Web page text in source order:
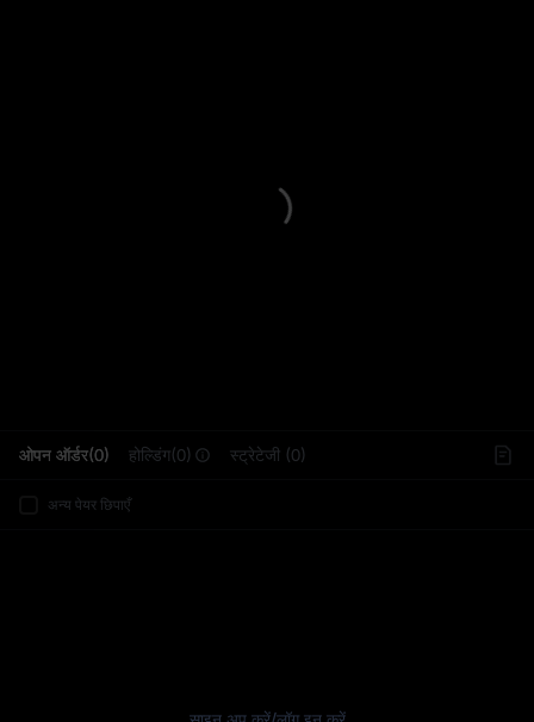
ओपन ऑर्डर(0) होल्डिंग(0) स्ट्रेटेजी (0)
अन्य पेयर छिपाएँ